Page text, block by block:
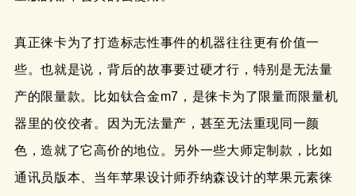
真正徕卡为了打造标志性事件的机器往往更有价值一
些。也就是说，背后的故事要过硬才行，特别是无法量
产的限量款。比如钛合金m7，是徕卡为了限量而限量机
器里的佼佼者。因为无法量产，甚至无法重现同一颜
色，造就了它高价的地位。另外一些大师定制款，比如
通讯员版本、当年苹果设计师乔纳森设计的苹果元素徕